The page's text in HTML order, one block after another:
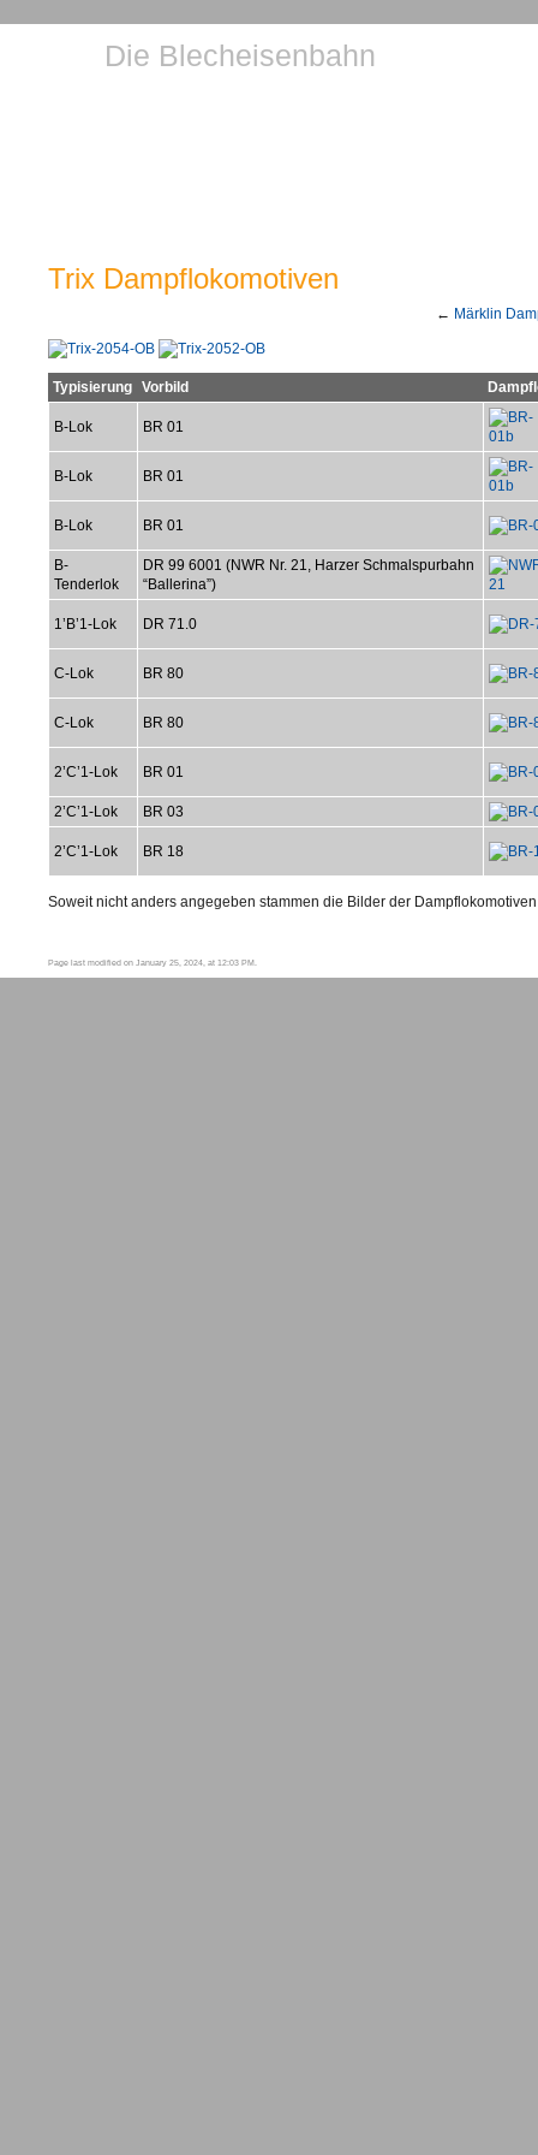
Die Blecheisenbahn
Trix Dampflokomotiven
← Märklin
Typisierung Vorbild
B-Lok BR 01
B-Lok BR 01
B-Lok BR 01
B-
Tenderlok
DR 99 6001 (NWR Nr. 21, Harzer Schmalspurbahn
“Ballerina”)
1’B’1-Lok DR 71.0
C-Lok BR 80
C-Lok BR 80
2’C’1-Lok BR 01
2’C’1-Lok BR 03
2’C’1-Lok BR 18
Soweit nicht anders angegeben stammen die Bilder der
Page last modified on January 25, 2024, at 12:03 PM.